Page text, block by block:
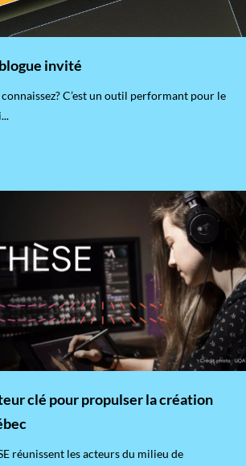
invité
C’est un outil performant pour le
clé pour propulser la création
réunissent les acteurs du milieu de